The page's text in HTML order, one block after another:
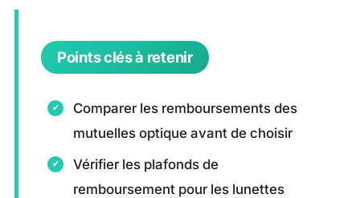
Points clés à retenir
Comparer les remboursements des
mutuelles optique avant de choisir
Vérifier les plafonds de
remboursement pour les lunettes